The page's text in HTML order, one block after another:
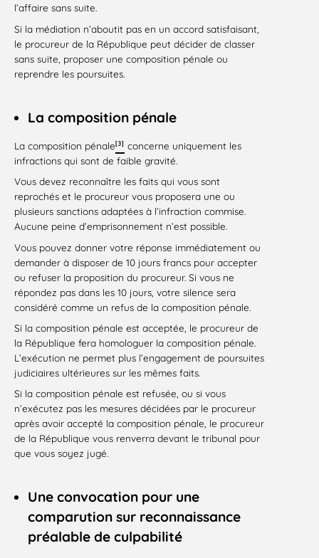
l’affaire sans suite.
Si la médiation n’aboutit pas en un accord satisfaisant,
le procureur de la République peut décider de classer
sans suite, proposer une composition pénale ou
reprendre les poursuites.
La composition pénale
La composition pénale[3] concerne uniquement les
infractions qui sont de faible gravité.
Vous devez reconnaître les faits qui vous sont
reprochés et le procureur vous proposera une ou
plusieurs sanctions adaptées à l’infraction commise.
Aucune peine d’emprisonnement n’est possible.
Vous pouvez donner votre réponse immédiatement ou
demander à disposer de 10 jours francs pour accepter
ou refuser la proposition du procureur. Si vous ne
répondez pas dans les 10 jours, votre silence sera
considéré comme un refus de la composition pénale.
Si la composition pénale est acceptée, le procureur de
la République fera homologuer la composition pénale.
L’exécution ne permet plus l’engagement de poursuites
judiciaires ultérieures sur les mêmes faits.
Si la composition pénale est refusée, ou si vous
n’exécutez pas les mesures décidées par le procureur
après avoir accepté la composition pénale, le procureur
de la République vous renverra devant le tribunal pour
que vous soyez jugé.
Une convocation pour une
comparution sur reconnaissance
préalable de culpabilité